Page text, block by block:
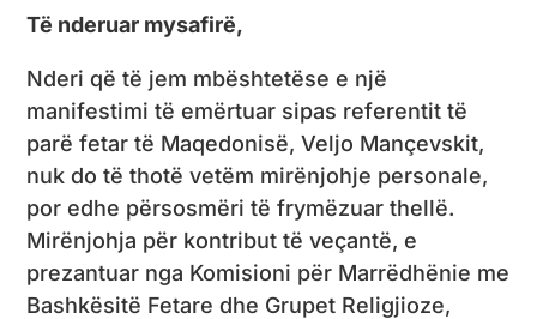
Të nderuar mysafirë,
Nderi që të jem mbështetëse e një
manifestimi të emërtuar sipas referentit të
parë fetar të Maqedonisë, Veljo Mançevskit,
nuk do të thotë vetëm mirënjohje personale,
por edhe përsosmëri të frymëzuar thellë.
Mirënjohja për kontribut të veçantë, e
prezantuar nga Komisioni për Marrëdhënie me
Bashkësitë Fetare dhe Grupet Religjioze,